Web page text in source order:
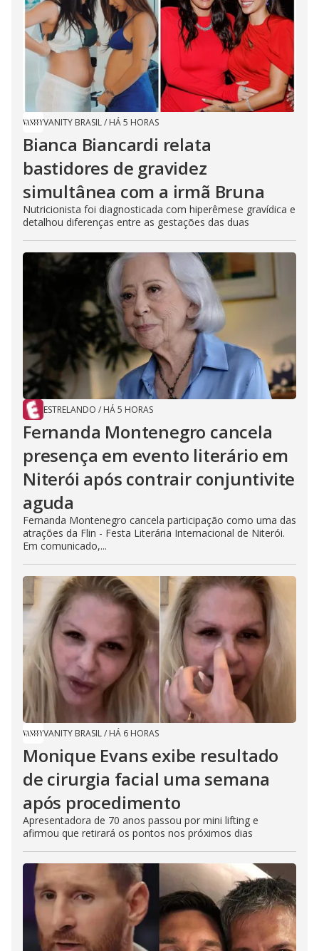
VANITY BRASIL/ HÁ 5 HORAS
Bianca Biancardi relata
bastidores de gravidez
simultânea com a irmã Bruna
Nutricionista foi diagnosticada com hiperêmese gravídica e
detalhou diferenças entre as gestações das duas
ESTRELANDO / HÁ 5 HORAS
Fernanda Montenegro cancela
presença em evento literário em
Niterói após contrair conjuntivite
aguda
Fernanda Montenegro cancela participação como uma das
atrações da Flin - Festa Literária Internacional de Niterói.
Em comunicado,...
VANITY BRASIL/ HÁ 6 HORAS
Monique Evans exibe resultado
de cirurgia facial uma semana
após procedimento
Apresentadora de 70 anos passou por mini lifting e
afirmou que retirará os pontos nos próximos dias